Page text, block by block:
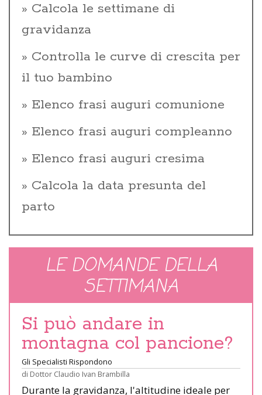
Calcola le settimane di
gravidanza
Controlla le curve di crescita per
il tuo bambino
Elenco frasi auguri comunione
Elenco frasi auguri compleanno
Elenco frasi auguri cresima
Calcola la data presunta del
parto
LE DOMANDE DELLA
SETTIMANA
Si può andare in
montagna col pancione?
Gli Specialisti Rispondono
di Dottor Claudio Ivan Brambilla
Durante la gravidanza, l'altitudine ideale per